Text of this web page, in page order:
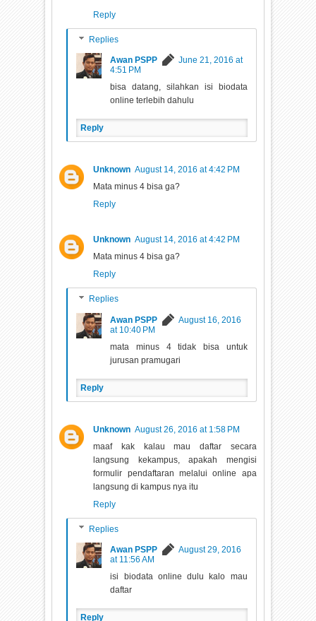
Reply
Replies
Awan PSPP
June 21, 2016 at
4:51 PM
bisa datang, silahkan isi biodata
online terlebih dahulu
Reply
Unknown August 14, 2016 at 4:42 PM
Mata minus 4 bisa ga?
Reply
Unknown August 14, 2016 at 4:42 PM
Mata minus 4 bisa ga?
Reply
Replies
Awan PSPP
August 16, 2016
at 10:40 PM
mata minus 4 tidak bisa untuk
jurusan pramugari
Reply
Unknown August 26, 2016 at 1:58 PM
maaf kak kalau mau daftar secara
langsung kekampus, apakah mengisi
formulir pendaftaran melalui online apa
langsung di kampus nya itu
Reply
Replies
Awan PSPP
August 29, 2016
at 11:56 AM
isi biodata online dulu kalo mau
daftar
Reply